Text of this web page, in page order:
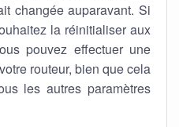
changée auparavant. Si
la réinitialiser aux
pouvez effectuer une
routeur, bien que cela
les autres paramètres